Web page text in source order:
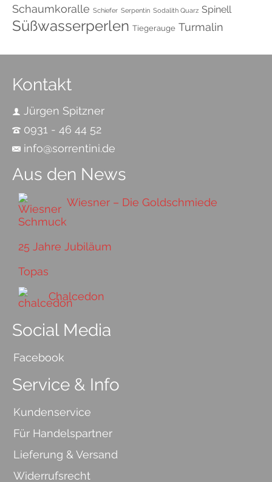
Schaumkoralle Schiefer Serpentin Sodalith Quarz Spinell
Süßwasserperlen Tiegerauge Turmalin
Kontakt
Jürgen Spitzner
0931 - 46 44 52
info@sorrentini.de
Aus den News
Wiesner – Die Goldschmiede
25 Jahre Jubiläum
Topas
Chalcedon
Social Media
Facebook
Service & Info
Kundenservice
Für Handelspartner
Lieferung & Versand
Widerrufsrecht